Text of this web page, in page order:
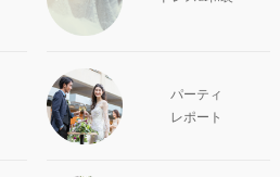
パーティ
レポート